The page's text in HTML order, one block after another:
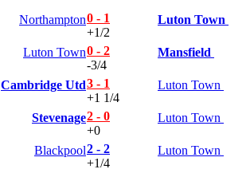
San Marino
Serbia
Slovenia
Síp
Thổ Nhĩ Kỳ
Thụy Sỹ
Ukraina
Wales
Northampton0 - 1
+1/2
Luton Town
Luton Town0 - 2
-3/4
Mansfield
Cambridge Utd3 - 1
+1 1/4
Luton Town
Stevenage2 - 0
+0
Luton Town
Blackpool2 - 2
+1/4
Luton Town